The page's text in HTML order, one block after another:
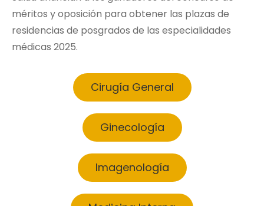
méritos y oposición para obtener las plazas de
residencias de posgrados de las especialidades
médicas 2025.
Cirugía General
Ginecología
Imagenología